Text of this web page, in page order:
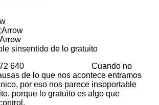
sinsentido de lo gratuito
Cuando no
de lo que nos acontece entramos
por eso nos parece insoportable
porque lo gratuito es algo que